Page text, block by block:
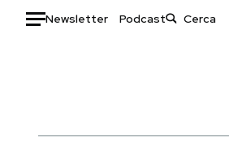
Newsletter Podcast
Italia